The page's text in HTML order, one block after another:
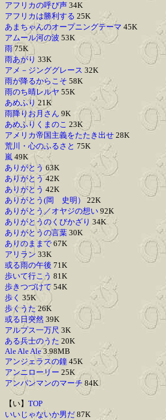
アフリカの呼び声 34K
アフリカは勝利する 25K
あまちゃんのオープニングテーマ 45K
アムール河の波 53K
雨75K
雨あがり 33K
アメ－ジンググレース 32K
雨が降るからこそ 58K
雨のち晴レルヤ 55K
あめふり 21K
雨降りお月さん 9K
あめふりくまのこ 23K
アメリカ帝国主義をたたき出せ 28K
荒川・心のふるさと 75K
嵐 49K
ありがとう 63K
ありがとう42K
ありがとう 42K
ありがとう(岡 史明）
22K
ありがとう／オヤジの想い 92K
ありがとうのくびかざり 34K
ありがとうの言葉 30K
ありのままで 67K
アリラン 33K
或る雨の午後 71K
歩いて行こう 81K
歩きつづけて54K
歩く 35K
歩くうた26K
或る日突然 39K
アルプス一万尺 3K
ある兵士のうた 20K
Ale Ale Ale3.98MB
アンジェラスの鐘 45K
アンニローリー 25K
アンパンマンのマーチ 84K
【い】 TOP
いいじゃないか男だ 87K